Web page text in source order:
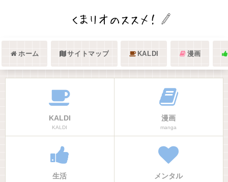
ホーム サイトマップ KALDI 漫画
KALDI
KALDI
漫画
manga
生活 メンタル